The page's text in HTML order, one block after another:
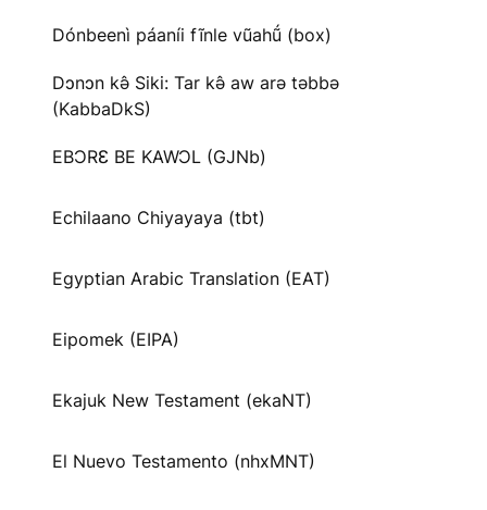
Dónbeenì páaníi fĩnle vũahṹ (box)
Dɔnɔn kə̂ Siki: Tar kə̂ aw arə təbbə
(KabbaDkS)
EBƆRƐ BE KAWƆL (GJNb)
Echilaano Chiyayaya (tbt)
Egyptian Arabic Translation (EAT)
Eipomek (EIPA)
Ekajuk New Testament (ekaNT)
El Nuevo Testamento (nhxMNT)